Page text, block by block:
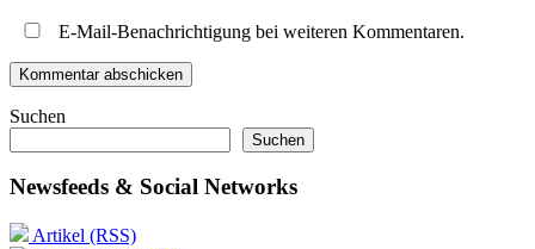
E-Mail-Benachrichtigung bei weiteren Kommentaren.
Suchen
Suchen
Newsfeeds & Social Networks
Artikel (RSS)